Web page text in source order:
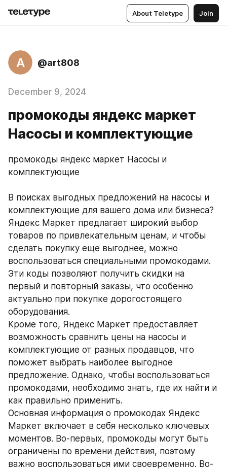
About Teletype Join
A @art808
December 9, 2024
промокоды яндекс маркет
Насосы и комплектующие
промокоды яндекс маркет Насосы и
комплектующие
В поисках выгодных предложений на насосы и
комплектующие для вашего дома или бизнеса?
Яндекс Маркет предлагает широкий выбор
товаров по привлекательным ценам, и чтобы
сделать покупку еще выгоднее, можно
воспользоваться специальными промокодами.
Эти коды позволяют получить скидки на
первый и повторный заказы, что особенно
актуально при покупке дорогостоящего
оборудования.
Кроме того, Яндекс Маркет предоставляет
возможность сравнить цены на насосы и
комплектующие от разных продавцов, что
поможет выбрать наиболее выгодное
предложение. Однако, чтобы воспользоваться
промокодами, необходимо знать, где их найти и
как правильно применить.
Основная информация о промокодах Яндекс
Маркет включает в себя несколько ключевых
моментов. Во-первых, промокоды могут быть
ограничены по времени действия, поэтому
важно воспользоваться ими своевременно. Во-